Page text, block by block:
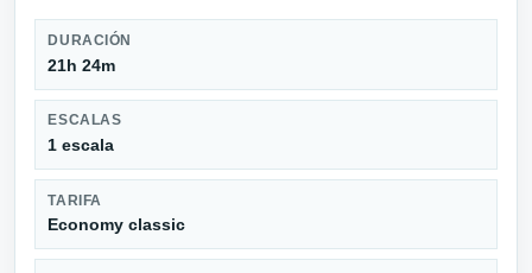
DURACIÓN
21h 24m
ESCALAS
1 escala
TARIFA
Economy classic